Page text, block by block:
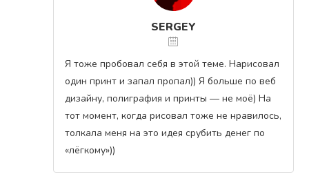
SERGEY
Я тоже пробовал себя в этой теме. Нарисовал
один принт и запал пропал)) Я больше по веб
дизайну, полиграфия и принты — не моё) На
тот момент, когда рисовал тоже не нравилось,
толкала меня на это идея срубить денег по
«лёгкому»))